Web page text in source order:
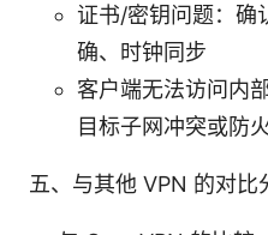
证书/密钥问题：确
确、时钟同步
客户端无法访问内
目标子网冲突或防
五、与其他 VPN 的对比